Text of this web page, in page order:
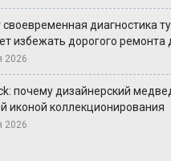
своевременная диагностика
избежать дорогого ремонта
2026
почему дизайнерский
иконой коллекционирования
2026